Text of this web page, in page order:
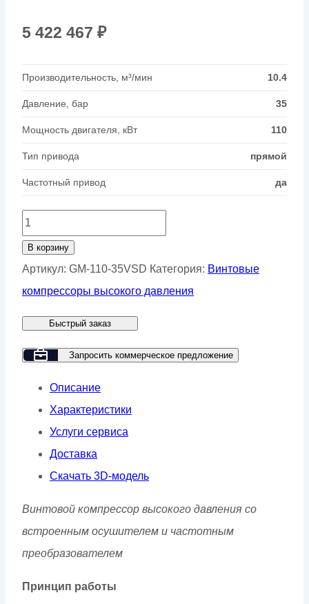
5 422 467 ₽
Производительность, м³/мин 10.4
Давление, бар 35
Мощность двигателя, кВт 110
Тип привода прямой
Частотный привод да
Количество
товара
Винтовой
компрессор
GM
110-
В корзину
Артикул: GM-110-35VSD Категория: Винтовые
компрессоры высокого давления
Быстрый заказ
Запросить коммерческое предложение
Описание
Характеристики
Услуги сервиса
Доставка
Скачать 3D-модель
Винтовой компрессор высокого давления со
встроенным осушителем и частотным
преобразователем
Принцип работы